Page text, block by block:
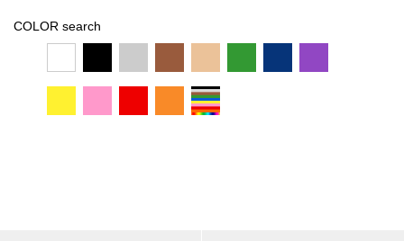
COLOR search